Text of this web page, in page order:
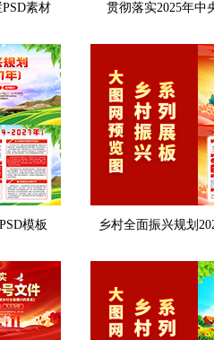
素材 贯彻落实2025年中
模板 乡村全面振兴规划